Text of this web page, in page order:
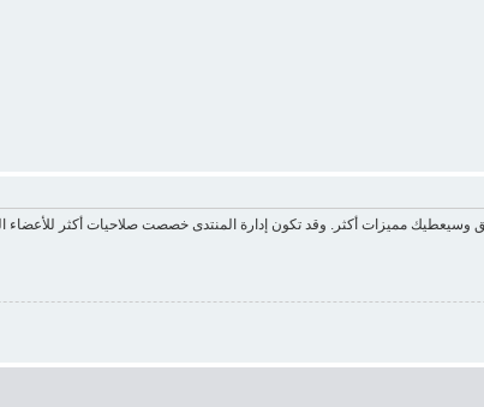
وسيعطيك مميزات أكثر. وقد تكون إدارة المنتدى خصصت صلاحيات أكثر